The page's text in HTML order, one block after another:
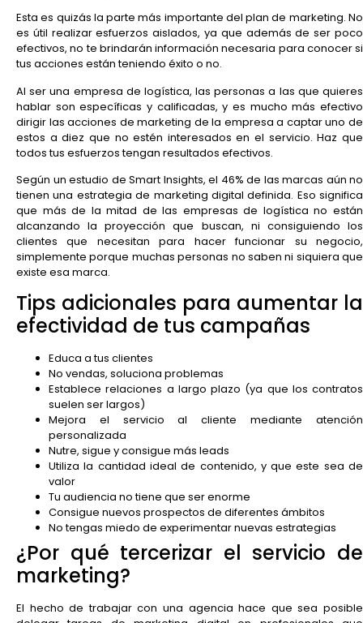
Esta es quizás la parte más importante del plan de marketing. No
es útil realizar esfuerzos aislados, ya que además de ser poco
efectivos, no te brindarán información necesaria para conocer si
tus acciones están teniendo éxito o no.
Al ser una empresa de logística, las personas a las que quieres
hablar son específicas y calificadas, y es mucho más efectivo
dirigir las acciones de marketing de la empresa a captar uno de
estos a diez que no estén interesados en el servicio. Haz que
todos tus esfuerzos tengan resultados efectivos.
Según un estudio de Smart Insights, el 46% de las marcas aún no
tienen una estrategia de marketing digital definida. Eso significa
que más de la mitad de las empresas de logística no están
alcanzando la proyección que buscan, ni consiguiendo los
clientes que necesitan para hacer funcionar su negocio,
simplemente porque muchas personas no saben ni siquiera que
existe esa marca.
Tips adicionales para aumentar la
efectividad de tus campañas
Educa a tus clientes
No vendas, soluciona problemas
Establece relaciones a largo plazo (ya que los contratos
suelen ser largos)
Mejora el servicio al cliente mediante atención
personalizada
Nutre, sigue y consigue más leads
Utiliza la cantidad ideal de contenido, y que este sea de
valor
Tu audiencia no tiene que ser enorme
Consigue nuevos prospectos de diferentes ámbitos
No tengas miedo de experimentar nuevas estrategias
¿Por qué tercerizar el servicio de
marketing?
El hecho de trabajar con una agencia hace que sea posible